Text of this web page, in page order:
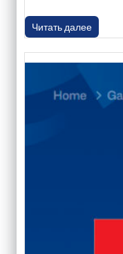
Читать далее